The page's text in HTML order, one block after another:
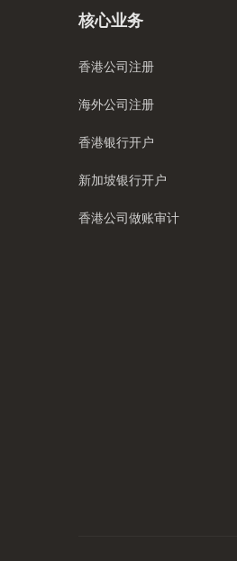
核心业务
香港公司注册
海外公司注册
香港银行开户
新加坡银行开户
香港公司做账审计